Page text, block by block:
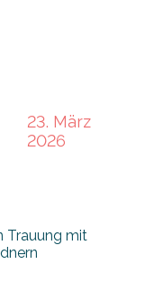
23. März
2026